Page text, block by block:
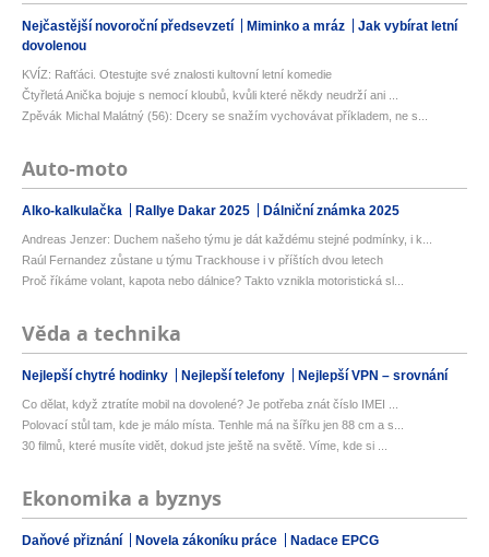
Nejčastější novoroční předsevzetí Miminko a mráz
Jak vybírat letní
dovolenou
KVÍZ: Rafťáci. Otestujte své znalosti kultovní letní komedie
Čtyřletá Anička bojuje s nemocí kloubů, kvůli které někdy neudrží ani ...
Zpěvák Michal Malátný (56): Dcery se snažím vychovávat příkladem, ne s...
Auto-moto
Alko-kalkulačka Rallye Dakar 2025 Dálniční známka 2025
Andreas Jenzer: Duchem našeho týmu je dát každému stejné podmínky, i k...
Raúl Fernandez zůstane u týmu Trackhouse i v příštích dvou letech
Proč říkáme volant, kapota nebo dálnice? Takto vznikla motoristická sl...
Věda a technika
Nejlepší chytré hodinky Nejlepší telefony Nejlepší VPN – srovnání
Co dělat, když ztratíte mobil na dovolené? Je potřeba znát číslo IMEI ...
Polovací stůl tam, kde je málo místa. Tenhle má na šířku jen 88 cm a s...
30 filmů, které musíte vidět, dokud jste ještě na světě. Víme, kde si ...
Ekonomika a byznys
Daňové přiznání Novela zákoníku práce Nadace EPCG